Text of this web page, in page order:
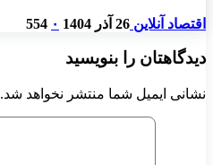
اقتصاد آنلاین 26 آذر 1404 ۰ 554
دیدگاهتان را بنویسید
نشانی ایمیل شما منتشر نخواهد شد.